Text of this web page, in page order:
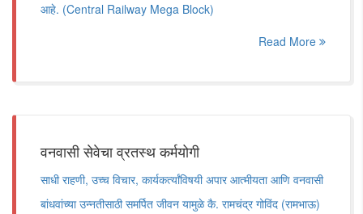
आहे. (Central Railway Mega Block)
Read More
वनवासी सेवेचा व्रतस्थ कर्मयोगी
साधी राहणी, उच्च विचार, कार्यकर्त्यांविषयी अपार आत्मीयता आणि वनवासी
बांधवांच्या उन्नतीसाठी समर्पित जीवन यामुळे कै. रामचंद्र गोविंद (रामभाऊ)